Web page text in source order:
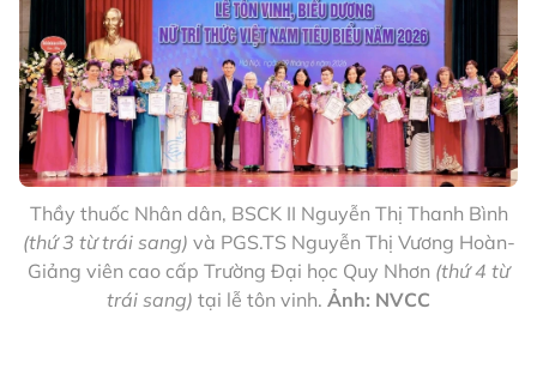
Thầy thuốc Nhân dân, BSCK II Nguyễn Thị Thanh Bình
(thứ 3 từ trái sang) và PGS.TS Nguyễn Thị Vương Hoàn-
Giảng viên cao cấp Trường Đại học Quy Nhơn (thứ 4 từ
trái sang) tại lễ tôn vinh. Ảnh: NVCC